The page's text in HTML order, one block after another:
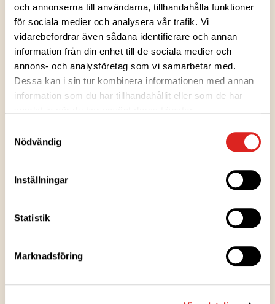
och annonserna till användarna, tillhandahålla funktioner
för sociala medier och analysera vår trafik. Vi
vidarebefordrar även sådana identifierare och annan
information från din enhet till de sociala medier och
annons- och analysföretag som vi samarbetar med.
Dessa kan i sin tur kombinera informationen med annan
information som du har tillhandahållit eller som de har
Nödvändig
Inställningar
Statistik
Marknadsföring
bärets naturliga och delikata smak. Den glänsande
djupt violetta färgen lockar att smaka. Avnjut sylten
tillsammans med glass eller ge dina bakverk en
Ingredienser
Näringsvärden
Förvaringsanvisningar